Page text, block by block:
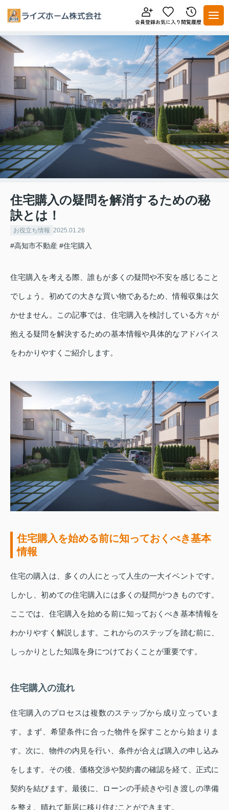
住宅購入の疑問を解消するための秘
訣とは！
お役立ち情報 2025.01.26
#高知市不動産 #住宅購入
住宅購入を考える際、誰もが多くの疑問や不安を感じること
でしょう。初めての大きな買い物であるため、情報収集は欠
かせません。この記事では、住宅購入を検討している方々が
抱える疑問を解決するための基本情報や具体的なアドバイス
をわかりやすくご紹介します。
住宅購入を始める前に知っておくべき基本
情報
住宅の購入は、多くの人にとって人生の一大イベントです。
しかし、初めての住宅購入には多くの疑問がつきものです。
ここでは、住宅購入を始める前に知っておくべき基本情報を
わかりやすく解説します。これからのステップを踏む前に、
しっかりとした知識を身につけておくことが重要です。
住宅購入の流れ
住宅購入のプロセスは複数のステップから成り立っていま
す。まず、希望条件に合った物件を探すことから始まりま
す。次に、物件の内見を行い、条件が合えば購入の申し込み
をします。その後、価格交渉や契約書の確認を経て、正式に
契約を結びます。最後に、ローンの手続きや引き渡しの準備
を整え、晴れて新居に移り住むことができます。